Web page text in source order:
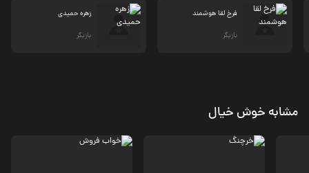
فرخ لقا هوشمند
بازیگر
زهره حمیدی
بازیگر
مشابه خوش خیال